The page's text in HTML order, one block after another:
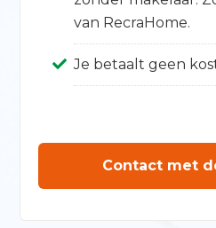
van RecraHome.
Je betaalt geen
Contact met